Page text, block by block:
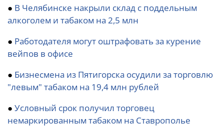
● В Челябинске накрыли склад с поддельным
алкоголем и табаком на 2,5 млн
● Работодателя могут оштрафовать за курение
вейпов в офисе
● Бизнесмена из Пятигорска осудили за торговлю
"левым" табаком на 19,4 млн рублей
● Условный срок получил торговец
немаркированным табаком на Ставрополье